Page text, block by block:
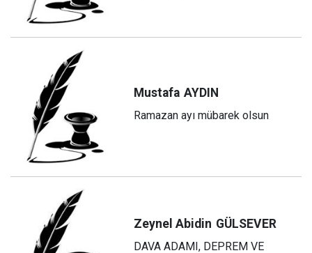
Mustafa AYDIN
Ramazan ayı mübarek olsun
Zeynel Abidin GÜLSEVER
DAVA ADAMI, DEPREM VE